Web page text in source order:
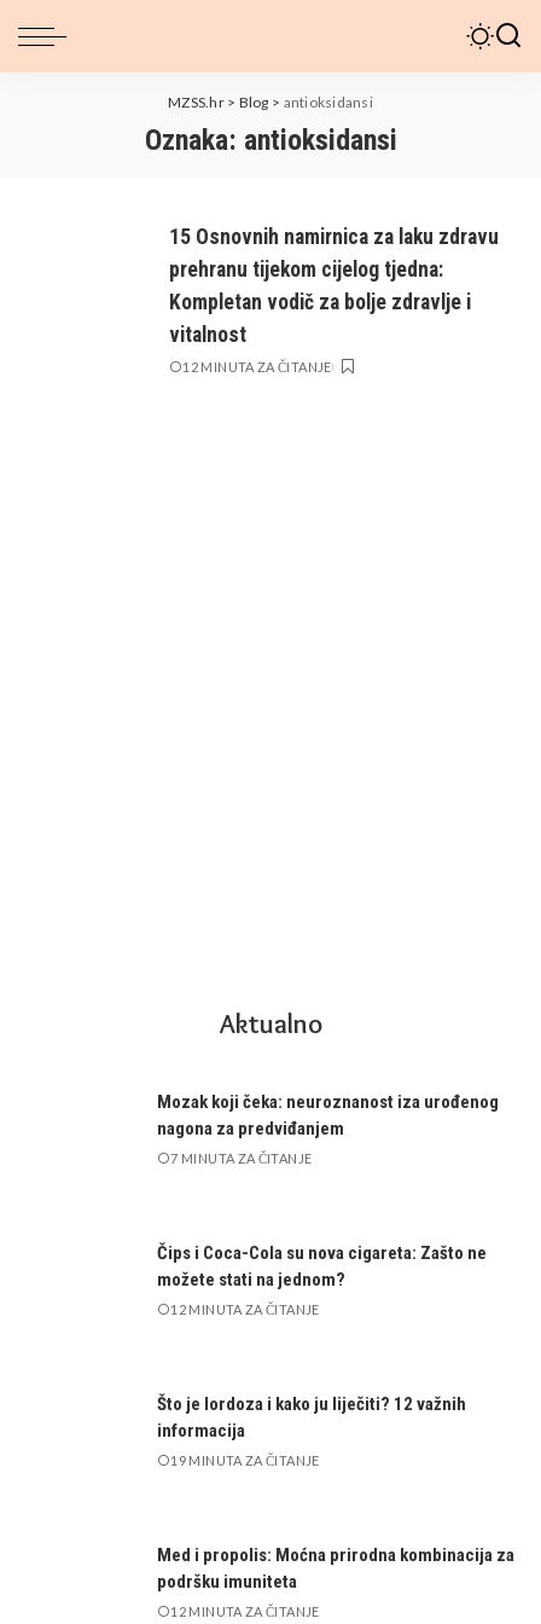
MZSS.hr> Blog > antioksidansi
Oznaka: antioksidansi
15 Osnovnih namirnica za laku zdravu
prehranu tijekom cijelog tjedna:
Kompletan vodič za bolje zdravlje i
vitalnost
12 MINUTA ZA ČITANJE
Aktualno
Mozak koji čeka: neuroznanost iza urođenog
nagona za predviđanjem
7 MINUTA ZA ČITANJE
Čips i Coca-Cola su nova cigareta: Zašto ne
možete stati na jednom?
12 MINUTA ZA ČITANJE
Što je lordoza i kako ju liječiti? 12 važnih
informacija
19 MINUTA ZA ČITANJE
Med i propolis: Moćna prirodna kombinacija za
podršku imuniteta
12 MINUTA ZA ČITANJE